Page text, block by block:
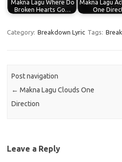
Makna Lagu Where Do
Broken Hearts Go…
Makna Lagu
One
Category: Breakdown Lyric Tags:
Post navigation
← Makna Lagu Clouds One
Direction
Leave a Reply